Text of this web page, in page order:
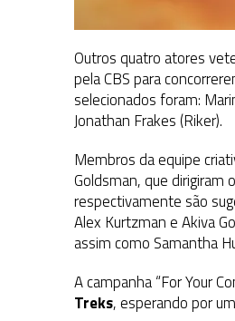
Outros quatro atores
pela CBS para
selecionados foram:
Jonathan Frakes (Riker).
Membros da equipe
Goldsman, que dirigiram
respectivamente são
Alex Kurtzman e Akiva
assim como Samantha
A campanha “For Your
Treks, esperando por